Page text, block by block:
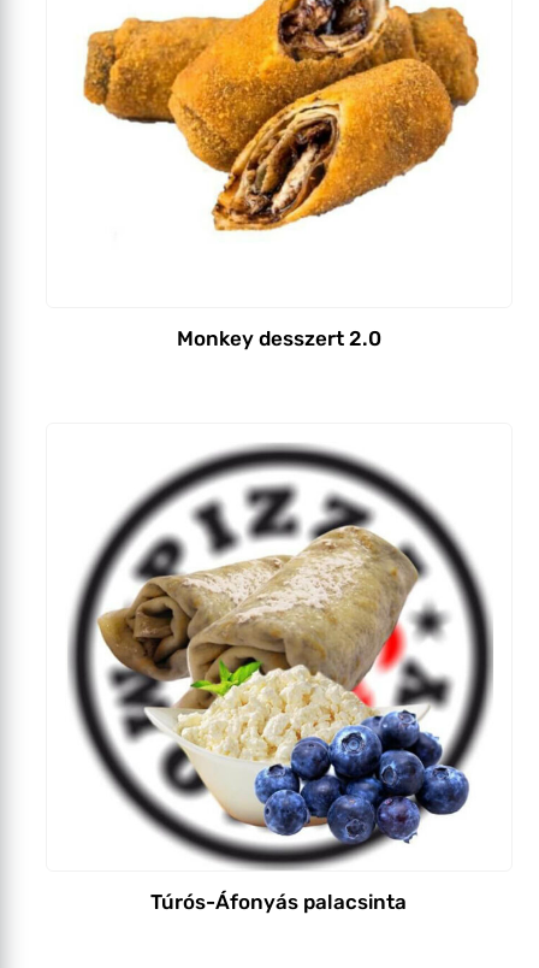
Monkey desszert 2.0
Túrós-Áfonyás palacsinta